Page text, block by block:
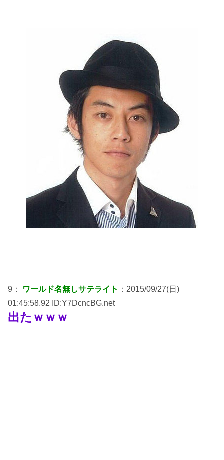
9： ワールド名無しサテライト ：2015/09/27(日)
01:45:58.92 ID:Y7DcncBG.net
出たｗｗｗ